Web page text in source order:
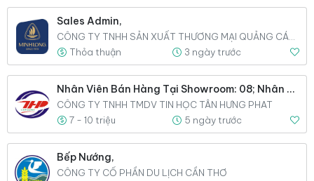
Sales Admin,
CÔNG TY TNHH SẢN XUẤT THƯƠNG MẠI QUẢNG CÁO VIGIFTS
Thỏa thuận
3 ngày trước
Nhân Viên Bán Hàng Tại Showroom: 08; Nhân Viên Kinh Doanh Bán Sỉ: 08; Nhân Viên Thị Trường 06,
CÔNG TY TNHH TMDV TIN HỌC TÂN HƯNG PHAT
7 - 10 triệu
5 ngày trước
Bếp Nướng,
CÔNG TY CỔ PHẦN DU LỊCH CẦN THƠ